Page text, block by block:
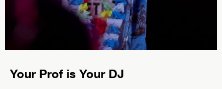
Your Prof is Your DJ